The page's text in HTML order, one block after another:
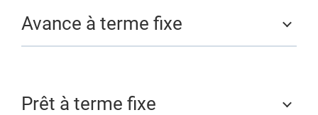
Avance à terme fixe
Prêt à terme fixe